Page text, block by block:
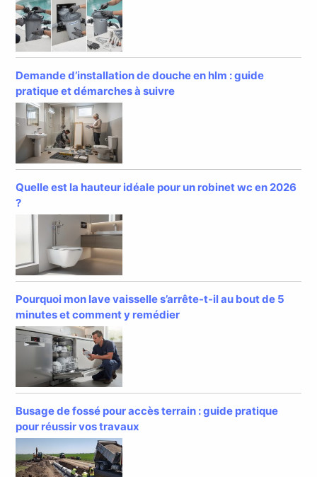
Demande d’installation de douche en hlm : guide
pratique et démarches à suivre
Quelle est la hauteur idéale pour un robinet wc en 2026
?
Pourquoi mon lave vaisselle s’arrête-t-il au bout de 5
minutes et comment y remédier
Busage de fossé pour accès terrain : guide pratique
pour réussir vos travaux